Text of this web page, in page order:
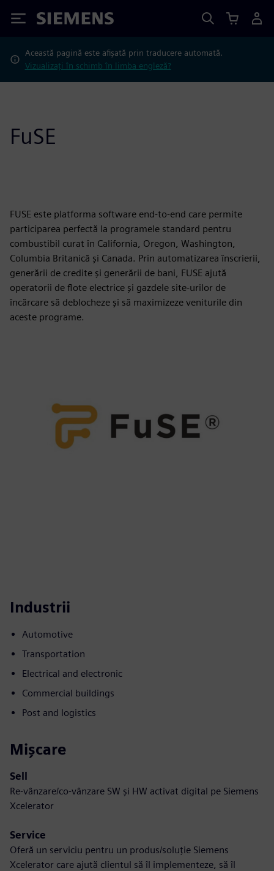
Siemens
Această pagină este afișată prin traducere automată.
Vizualizați în schimb în limba engleză?
FuSE
FUSE este platforma software end-to-end care permite
participarea perfectă la programele standard pentru
combustibil curat în California, Oregon, Washington,
Columbia Britanică și Canada. Prin automatizarea înscrierii,
generării de credite și generării de bani, FUSE ajută
operatorii de flote electrice și gazdele site-urilor de
încărcare să deblocheze și să maximizeze veniturile din
aceste programe.
Industrii
Automotive
Transportation
Electrical and electronic
Commercial buildings
Post and logistics
Mișcare
Sell
Re-vânzare/co-vânzare SW și HW activat digital pe Siemens
Xcelerator
Service
Oferă un serviciu pentru un produs/soluție Siemens
Xcelerator care ajută clientul să îl implementeze, să îl